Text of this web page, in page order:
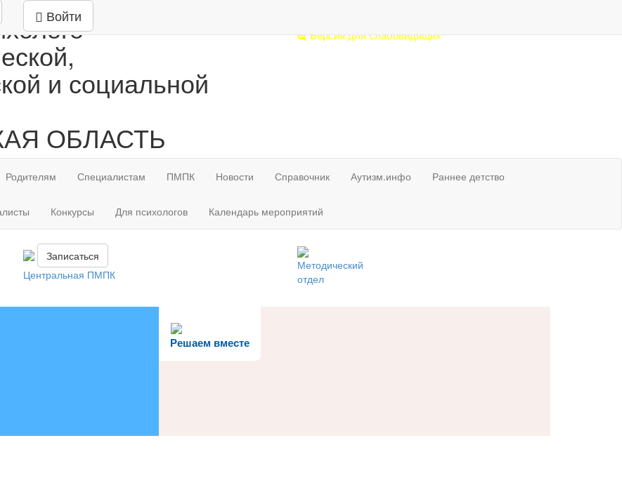
Войти
и социальной
ОБЛАСТЬ
Версия для слабовидящих
Родителям Специалистам ПМПК Новости Справочник Аутизм.инфо Раннее детство
Конкурсы Для психологов Календарь мероприятий
Записаться
Центральная ПМПК
Методический
отдел
Решаем вместе